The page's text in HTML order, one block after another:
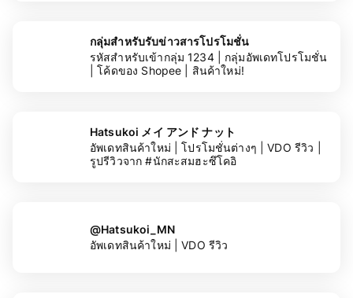
กลุ่มสำหรับรับข่าวสารโปรโมชั่น
รหัสสำหรับเข้ากลุ่ม 1234 | กลุ่มอัพเดทโปรโมชั่น
| โค้ดของ Shopee | สินค้าใหม่!
Hatsukoi メイ アンド ナット
อัพเดทสินค้าใหม่ | โปรโมชั่นต่างๆ | VDO รีวิว |
รูปรีวิวจาก #นักสะสมฮะซึโคอิ
@Hatsukoi_MN
อัพเดทสินค้าใหม่ | VDO รีวิว